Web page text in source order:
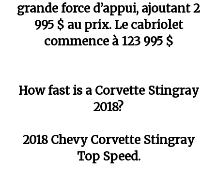
grande force d’appui, ajoutant 2
995 $ au prix. Le cabriolet
commence à 123 995 $
How fast is a Corvette Stingray
2018?
2018 Chevy Corvette Stingray
Top Speed.